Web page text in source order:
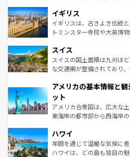
香り高いラベンダー畑など
らに、パリ以外の地域にも
も豊かな歴史と文化が息づ
を参照してほしい。
顔を持つこの国は、どこを
ルリンの文化的活気、バイ
してライン川沿いのワイン
は、お酒好きな人にはぜひ体験してほ
ドイツ情報はコンテンツ一覧
イギリス
イギリスは、古きよき伝統
トミンスター寺院や大英博
リアごとに異なる魅力があ
ティー、ビール好きにはた
戦など、本場だからこそで
ンツ一覧を参照してほしい。
スイス
スイスの国土面積は九州ほ
な交通網が整備されており
の建物がそのまま残る町や
博物館もあり、アルプス観
ことができる。国民の所得
者向けの交通パス提供のサ
着のスイス情報は
アメリカの基本情報と
ット
アメリカ合衆国は、広大な
東海岸の都市部から西海岸
のような巨大都市は、観光
ンメントが詰まった刺激的
西部には大自然が広がり、
ハワイ
年間を通じて温暖な気候に
ハワイは、どの島も独自の